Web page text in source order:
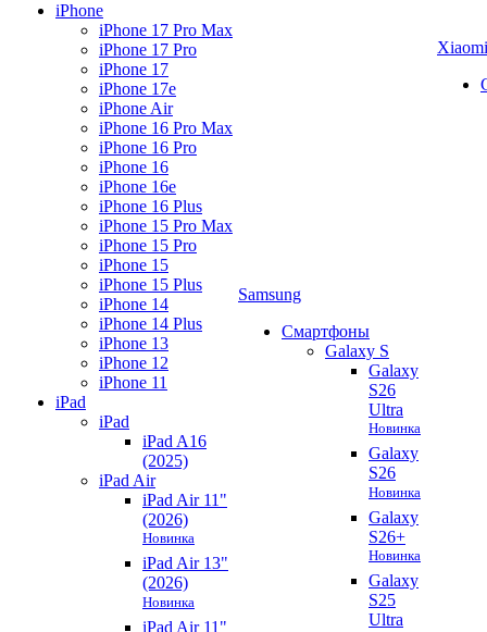
iPhone
iPhone 17 Pro Max
iPhone 17 Pro
iPhone 17
iPhone 17e
iPhone Air
iPhone 16 Pro Max
iPhone 16 Pro
iPhone 16
iPhone 16e
iPhone 16 Plus
iPhone 15 Pro Max
iPhone 15 Pro
iPhone 15
iPhone 15 Plus
iPhone 14
iPhone 14 Plus
iPhone 13
iPhone 12
iPhone 11
iPad
iPad
iPad A16
(2025)
iPad Air
iPad Air 11"
(2026)
Новинка
iPad Air 13"
(2026)
Новинка
iPad Air 11"
Samsung
Смартфоны
Galaxy S
Galaxy
S26
Ultra
Новинка
Galaxy
S26
Новинка
Galaxy
S26+
Новинка
Galaxy
S25
Ultra
Xiaomi